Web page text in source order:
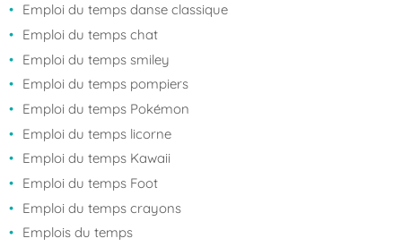
Emploi du temps danse classique
Emploi du temps chat
Emploi du temps smiley
Emploi du temps pompiers
Emploi du temps Pokémon
Emploi du temps licorne
Emploi du temps Kawaii
Emploi du temps Foot
Emploi du temps crayons
Emplois du temps